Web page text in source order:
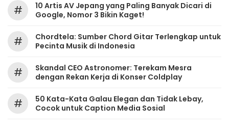
#
10 Artis AV Jepang yang Paling Banyak Dicari di
Google, Nomor 3 Bikin Kaget!
#
Chordtela: Sumber Chord Gitar Terlengkap untuk
Pecinta Musik di Indonesia
#
Skandal CEO Astronomer: Terekam Mesra
dengan Rekan Kerja di Konser Coldplay
#
50 Kata-Kata Galau Elegan dan Tidak Lebay,
Cocok untuk Caption Media Sosial